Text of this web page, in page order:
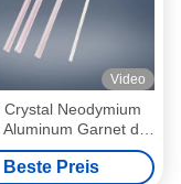
Video
Crystal Neodymium
Garnet der
Leistung Nd-YAG
Beste Preis